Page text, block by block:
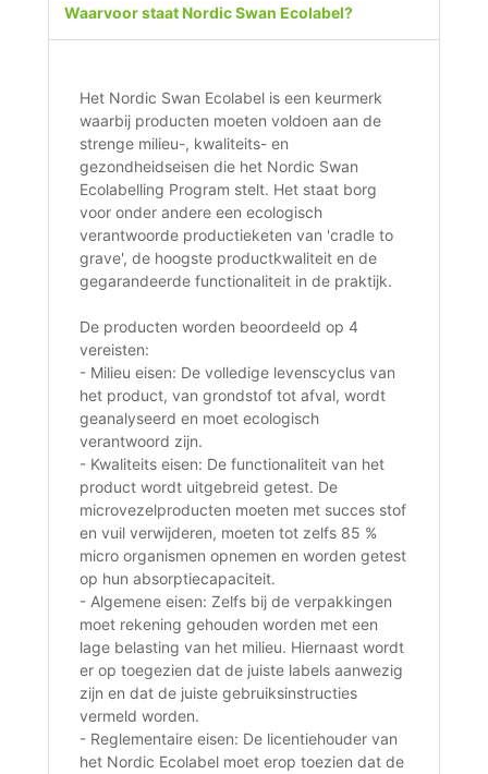
Waarvoor staat Nordic Swan Ecolabel?
Het Nordic Swan Ecolabel is een keurmerk
waarbij producten moeten voldoen aan de
strenge milieu-, kwaliteits- en
gezondheidseisen die het Nordic Swan
Ecolabelling Program stelt. Het staat borg
voor onder andere een ecologisch
verantwoorde productieketen van 'cradle to
grave', de hoogste productkwaliteit en de
gegarandeerde functionaliteit in de praktijk.
De producten worden beoordeeld op 4
vereisten:
- Milieu eisen: De volledige levenscyclus van
het product, van grondstof tot afval, wordt
geanalyseerd en moet ecologisch
verantwoord zijn.
- Kwaliteits eisen: De functionaliteit van het
product wordt uitgebreid getest. De
microvezelproducten moeten met succes stof
en vuil verwijderen, moeten tot zelfs 85 %
micro organismen opnemen en worden getest
op hun absorptiecapaciteit.
- Algemene eisen: Zelfs bij de verpakkingen
moet rekening gehouden worden met een
lage belasting van het milieu. Hiernaast wordt
er op toegezien dat de juiste labels aanwezig
zijn en dat de juiste gebruiksinstructies
vermeld worden.
- Reglementaire eisen: De licentiehouder van
het Nordic Ecolabel moet erop toezien dat de